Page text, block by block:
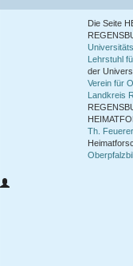
Die Seite
Lehrstuhl
der
Verein für
Landkreis
Th. Feuerer